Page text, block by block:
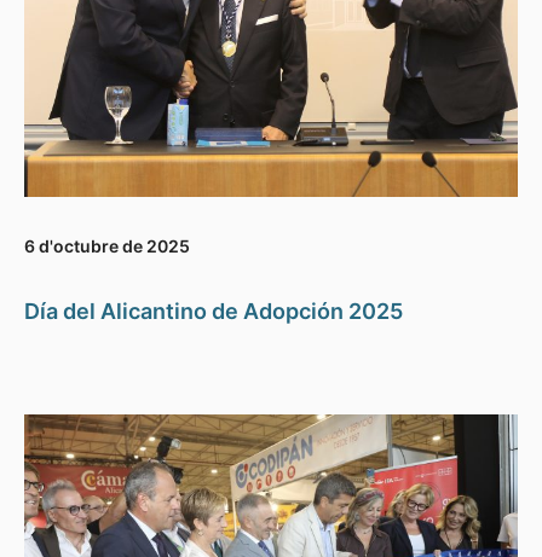
6 d'octubre de 2025
Día del Alicantino de Adopción 2025